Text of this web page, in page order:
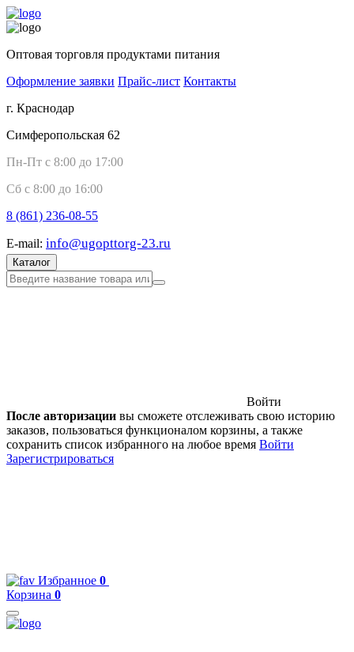
Оптовая торговля продуктами питания
Оформление заявки Прайс-лист Контакты
г. Краснодар
Симферопольская 62
Пн-Пт с 8:00 до 17:00
Сб с 8:00 до 16:00
8 (861) 236-08-55
E-mail: info@ugopttorg-23.ru
Каталог
Войти
После авторизации вы сможете отслеживать свою историю
заказов, пользоваться функционалом корзины, а также
сохранить список избранного на любое время Войти
Зарегистрироваться
Избранное 0
Корзина 0